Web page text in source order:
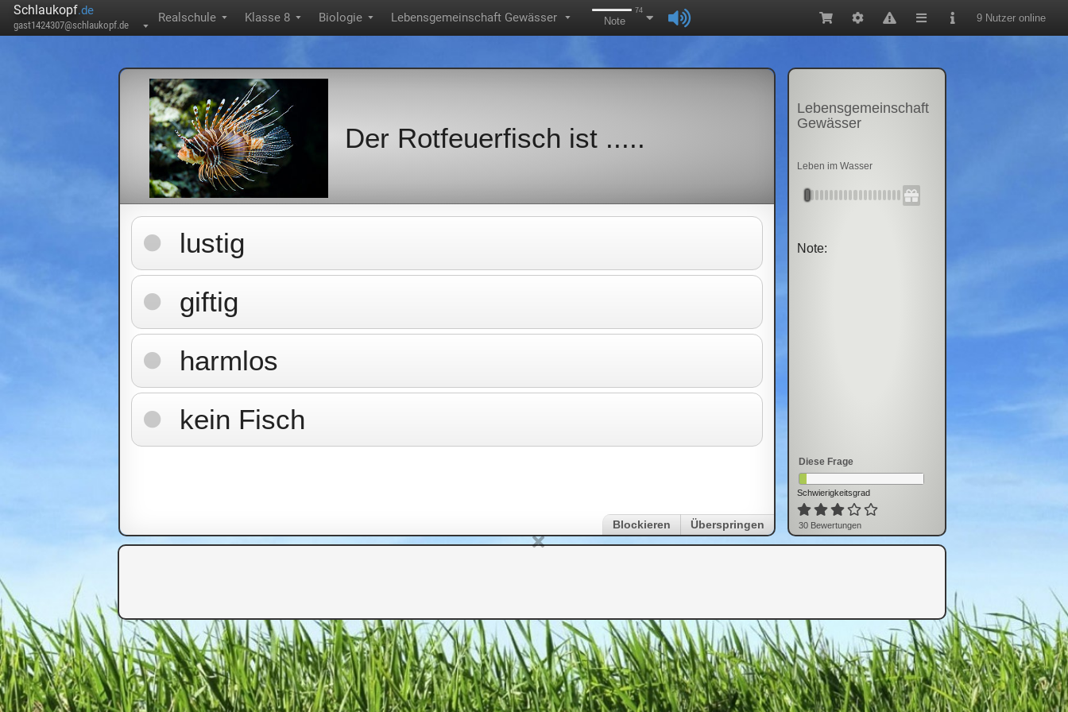
Schlaukopf.de
gast1424307@schlaukopf.de ▼
Realschule ▼ Klasse 8 ▼ Biologie ▼ Lebensgemeinschaft Gewässer ▼
74
Note 9 Nutzer online
Der Rotfeuerfisch ist .....
lustig
giftig
harmlos
kein Fisch
Blockieren Überspringen
Lebensgemeinschaft
Gewässer
Leben im Wasser
Note:
Diese Frage
Schwierigkeitsgrad
30 Bewertungen